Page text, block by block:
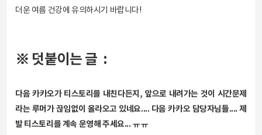
더운 여름 건강에 유의하시기 바랍니다!
※ 덧붙이는 글 :
다음 카카오가 티스토리를 내친다든지, 앞으로 내려가는 것이 시간문제
라는 루머가 끊임없이 올라오고 있네요.... 다음 카카오 담당자님들.... 제
발 티스토리를 계속 운영해 주세요... ㅠㅠ